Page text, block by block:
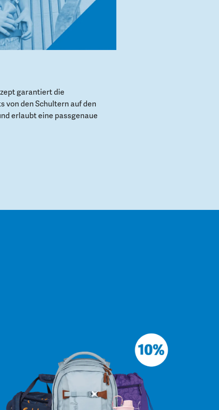
garantiert die
von den Schultern auf den
erlaubt eine passgenaue